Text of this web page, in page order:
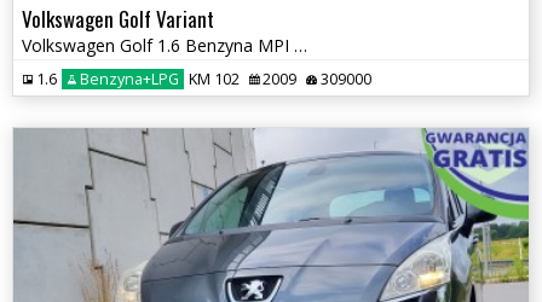
Volkswagen Golf Variant
Volkswagen Golf 1.6 Benzyna MPI + LPG 2xParktronic ZAMIANA GWARANCJA!
1.6 Benzyna+LPG KM 102 2009 309000